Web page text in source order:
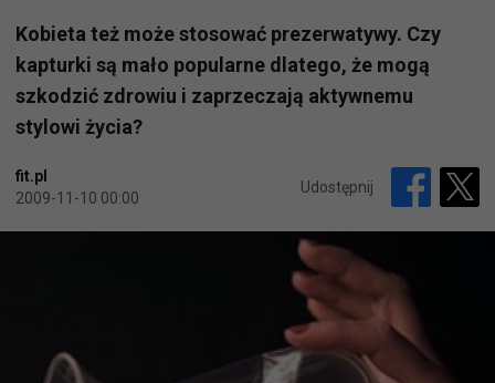
Kobieta też może stosować prezerwatywy. Czy
kapturki są mało popularne dlatego, że mogą
szkodzić zdrowiu i zaprzeczają aktywnemu
stylowi życia?
fit.pl
2009-11-10 00:00
Udostępnij